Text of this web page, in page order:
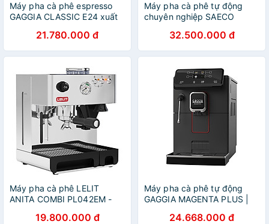
Máy pha cà phê espresso
GAGGIA CLASSIC E24 xuất
21.780.000 đ
Máy pha cà phê tự động
chuyên nghiệp SAECO
32.500.000 đ
Máy pha cà phê LELIT
ANITA COMBI PL042EM -
19.800.000 đ
Máy pha cà phê tự động
GAGGIA MAGENTA PLUS |
24.668.000 đ